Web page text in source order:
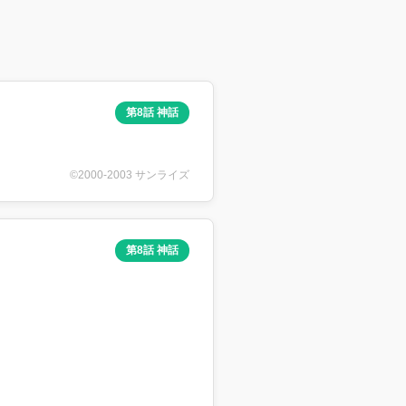
第8話 神話
©2000-2003 サンライズ
第8話 神話